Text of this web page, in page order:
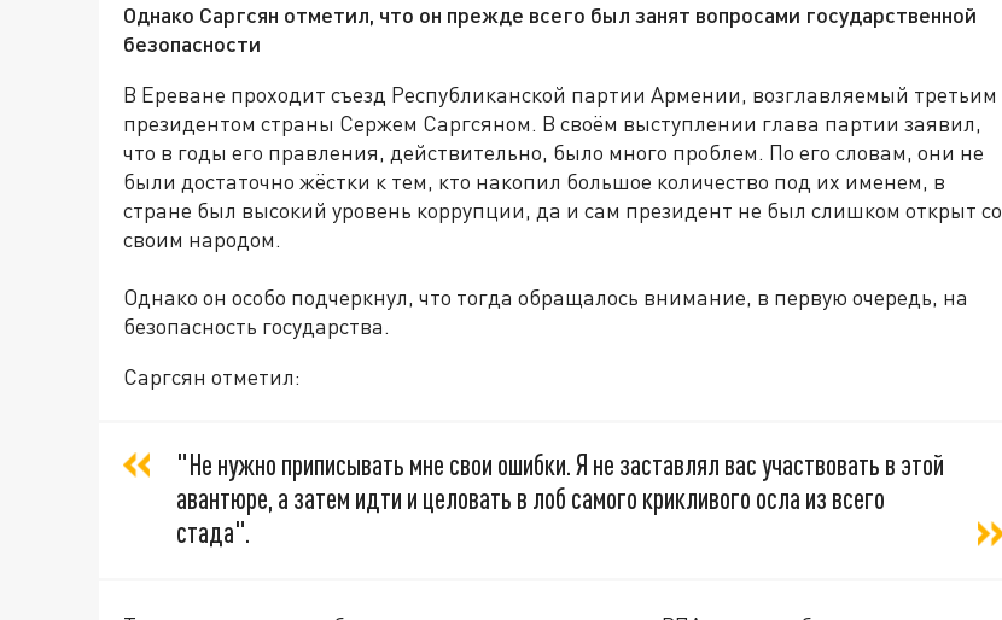
Однако Саргсян отметил, что он прежде всего был занят вопросами государственной
безопасности
В Ереване проходит съезд Республиканской партии Армении, возглавляемый третьим
президентом страны Сержем Саргсяном. В своём выступлении глава партии заявил,
что в годы его правления, действительно, было много проблем. По его словам, они не
были достаточно жёстки к тем, кто накопил большое количество под их именем, в
стране был высокий уровень коррупции, да и сам президент не был слишком открыт со
своим народом.
Однако он особо подчеркнул, что тогда обращалось внимание, в первую очередь, на
безопасность государства.
Саргсян отметил:
"Не нужно приписывать мне свои ошибки. Я не заставлял вас участвовать в этой
авантюре, а затем идти и целовать в лоб самого крикливого осла из всего
стада".